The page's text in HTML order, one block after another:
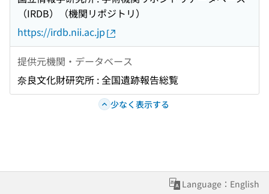
（IRDB）（機関リポジトリ）
https://irdb.nii.ac.jp
提供元機関・データベース
奈良文化財研究所 : 全国遺跡報告総覧
少なく表示する
Language：English